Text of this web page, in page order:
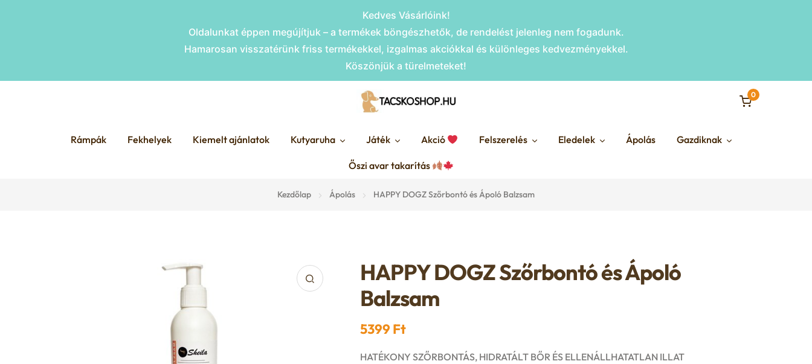
Kedves Vásárlóink!
Oldalunkat éppen megújítjuk – a termékek böngészhetők, de rendelést jelenleg nem fogadunk.
Hamarosan visszatérünk friss termékekkel, izgalmas akciókkal és különleges kedvezményekkel.
Köszönjük a türelmeteket!
navigation
content
0
Rámpák Fekhelyek Kiemelt ajánlatok Kutyaruha Játék Akció Felszerelés Eledelek Ápolás Gazdiknak
Őszi avar takarítás
Kezdőlap Ápolás HAPPY DOGZ Szőrbontó és Ápoló Balzsam
HAPPY DOGZ Szőrbontó és Ápoló
Balzsam
5399 Ft
HATÉKONY SZŐRBONTÁS, HIDRATÁLT BŐR ÉS ELLENÁLLHATATLAN ILLAT